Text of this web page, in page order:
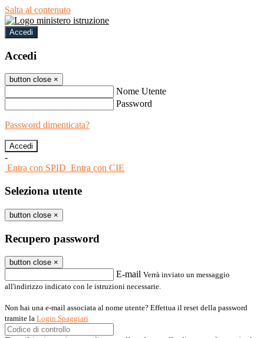
Salta al contenuto
Accedi
Accedi
button close ×
Nome Utente
Password
Password dimenticata?
-
Entra con SPID Entra con CIE
Seleziona utente
button close ×
Recupero password
button close ×
E-mail Verrà inviato un messaggio
all'indirizzo indicato con le istruzioni necessarie.
Non hai una e-mail associata al nome utente? Effettua il reset della password
tramite la Login Spaggiari